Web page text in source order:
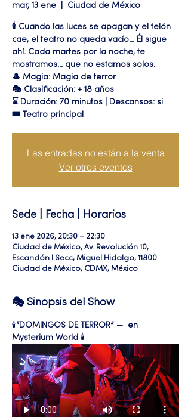
mar, 13 ene Ciudad de México
🕯️ Cuando las luces se apagan y el telón
cae, el teatro no queda vacío... Él sigue
ahí. Cada martes por la noche, te
mostramos... que no estamos solos.
🎩 Magia: Magia de terror
🎭 Clasificación: + 18 años
⌛ Duración: 70 minutos | Descansos: si
🎟 Teatro principal
Las entradas no están a la venta
Ver otros eventos
Sede | Fecha | Horarios
13 ene 2026, 20:30 – 22:30
Ciudad de México, Av. Revolución 10,
Escandón I Secc, Miguel Hidalgo, 11800
Ciudad de México, CDMX, México
🎭 Sinopsis del Show
🕯️“DOMINGOS DE TERROR” —  en
Mysterium World 🕯️